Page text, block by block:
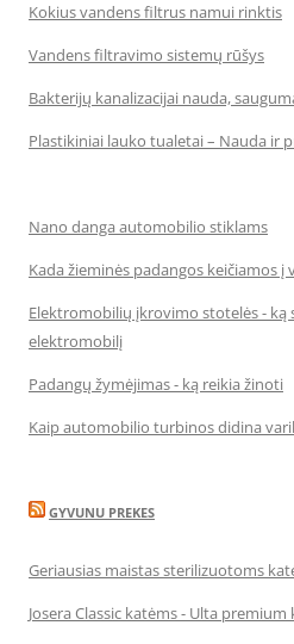
Kokius vandens filtrus namui rinktis
Vandens filtravimo sistemų rūšys
Bakterijų kanalizacijai nauda,
Plastikiniai lauko tualetai – Nauda ir
Nano danga automobilio stiklams
Kada žieminės padangos keičiamos į
Elektromobilių įkrovimo stotelės - ką
elektromobilį
Padangų žymėjimas - ką reikia žinoti
Kaip automobilio turbinos didina
GYVUNU PREKES
Geriausias maistas sterilizuotoms
Josera Classic katėms - Ulta